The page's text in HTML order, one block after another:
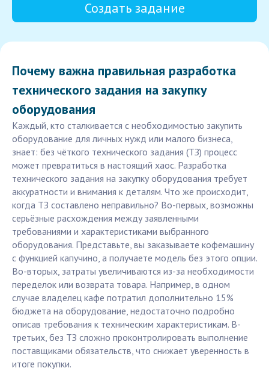
Создать задание
Почему важна правильная разработка
технического задания на закупку
оборудования
Каждый, кто сталкивается с необходимостью закупить
оборудование для личных нужд или малого бизнеса,
знает: без чёткого технического задания (ТЗ) процесс
может превратиться в настоящий хаос. Разработка
технического задания на закупку оборудования требует
аккуратности и внимания к деталям. Что же происходит,
когда ТЗ составлено неправильно? Во-первых, возможны
серьёзные расхождения между заявленными
требованиями и характеристиками выбранного
оборудования. Представьте, вы заказываете кофемашину
с функцией капучино, а получаете модель без этого опции.
Во-вторых, затраты увеличиваются из-за необходимости
переделок или возврата товара. Например, в одном
случае владелец кафе потратил дополнительно 15%
бюджета на оборудование, недостаточно подробно
описав требования к техническим характеристикам. В-
третьих, без ТЗ сложно проконтролировать выполнение
поставщиками обязательств, что снижает уверенность в
итоге покупки.